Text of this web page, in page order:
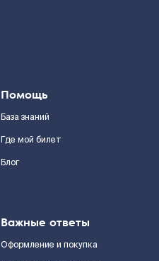
Помощь
База знаний
Где мой билет
Блог
Важные ответы
Оформление и покупка